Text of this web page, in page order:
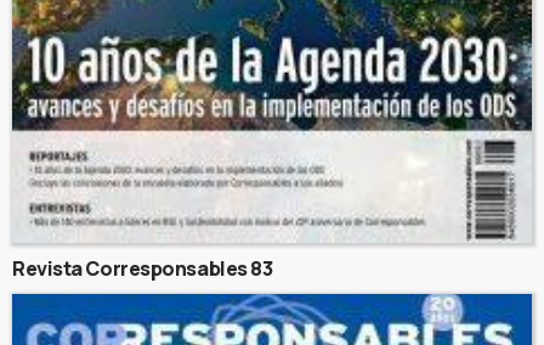
Revista Corresponsables 83